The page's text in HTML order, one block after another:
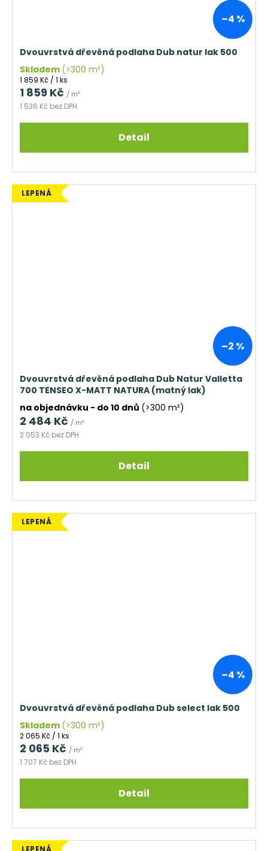
–4 %
Dvouvrstvá dřevěná podlaha Dub natur lak 500
Skladem (>300 m²)
1 536 Kč bez DPH
1 859 Kč / m²
Měrná
cena:
1 859 Kč / 1 ks
Detail
LEPENÁ
–2 %
Dvouvrstvá dřevěná podlaha Dub Natur Valletta
700 TENSEO X-MATT NATURA (matný lak)
na objednávku - do 10 dnů (>300 m²)
2 053 Kč bez DPH
2 484 Kč / m²
Detail
LEPENÁ
–4 %
Dvouvrstvá dřevěná podlaha Dub select lak 500
Skladem (>300 m²)
1 707 Kč bez DPH
2 065 Kč / m²
Měrná
cena:
2 065 Kč / 1 ks
Detail
LEPENÁ